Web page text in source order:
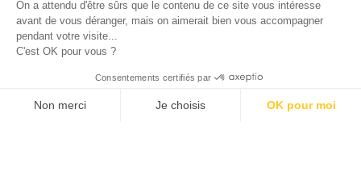
eshop@allanjoseph.com
On a attendu d'être sûrs que le contenu de ce site vous intéresse
avant de vous déranger, mais on aimerait bien vous accompagner
pendant votre visite...
C'est OK pour vous ?
Consentements certifiés par
Non merci Je choisis OK pour moi